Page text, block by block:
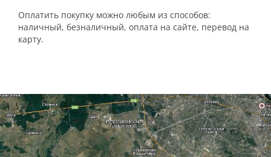
Оплатить покупку можно любым из способов:
наличный, безналичный, оплата на сайте, перевод на
карту.